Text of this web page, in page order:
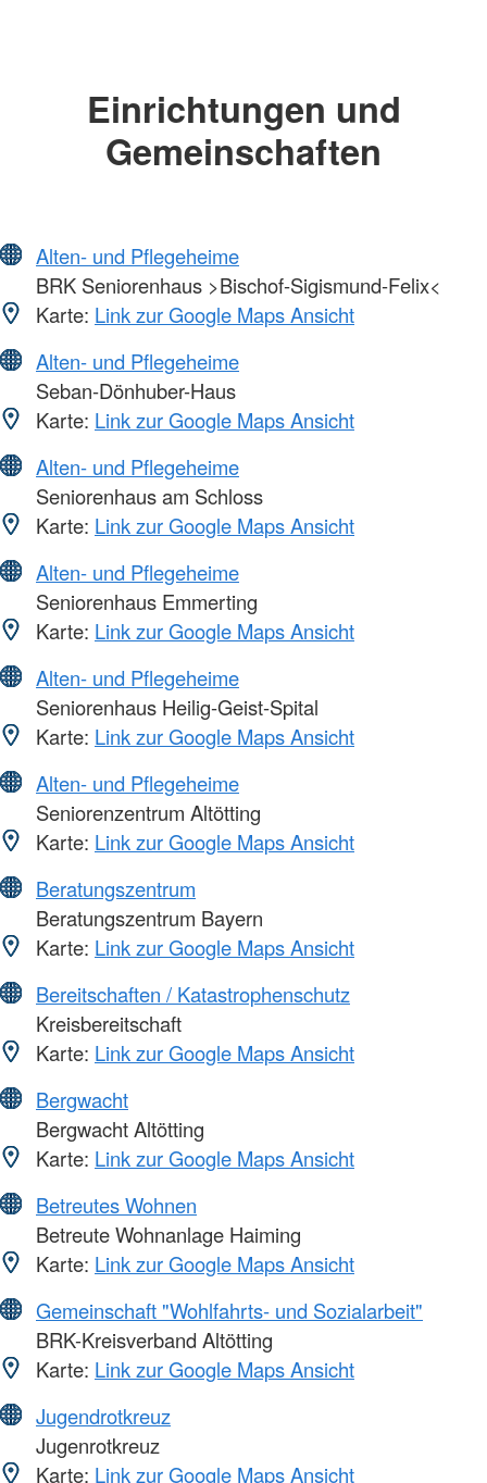
Einrichtungen und
Gemeinschaften
Alten- und Pflegeheime
BRK Seniorenhaus >Bischof-Sigismund-Felix<
Karte: Link zur Google Maps Ansicht
Alten- und Pflegeheime
Seban-Dönhuber-Haus
Karte: Link zur Google Maps Ansicht
Alten- und Pflegeheime
Seniorenhaus am Schloss
Karte: Link zur Google Maps Ansicht
Alten- und Pflegeheime
Seniorenhaus Emmerting
Karte: Link zur Google Maps Ansicht
Alten- und Pflegeheime
Seniorenhaus Heilig-Geist-Spital
Karte: Link zur Google Maps Ansicht
Alten- und Pflegeheime
Seniorenzentrum Altötting
Karte: Link zur Google Maps Ansicht
Beratungszentrum
Beratungszentrum Bayern
Karte: Link zur Google Maps Ansicht
Bereitschaften / Katastrophenschutz
Kreisbereitschaft
Karte: Link zur Google Maps Ansicht
Bergwacht
Bergwacht Altötting
Karte: Link zur Google Maps Ansicht
Betreutes Wohnen
Betreute Wohnanlage Haiming
Karte: Link zur Google Maps Ansicht
Gemeinschaft "Wohlfahrts- und Sozialarbeit"
BRK-Kreisverband Altötting
Karte: Link zur Google Maps Ansicht
Jugendrotkreuz
Jugenrotkreuz
Karte: Link zur Google Maps Ansicht